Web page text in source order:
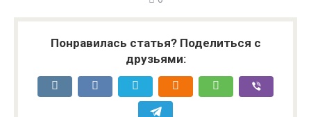
Понравилась статья? Поделиться с
друзьями: